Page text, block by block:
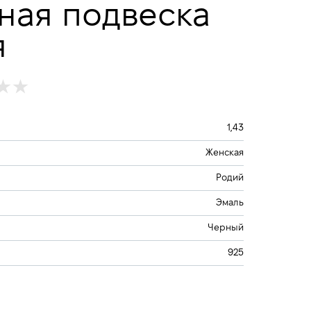
подвеска
1,43
Женская
Родий
Эмаль
Черный
925